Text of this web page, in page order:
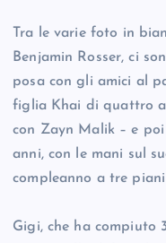
Tra le varie foto in
Benjamin Rosser, ci
posa con gli amici al
figlia Khai di quattro
con Zayn Malik – e
anni, con le mani sul
compleanno a tre
Gigi, che ha compiuto